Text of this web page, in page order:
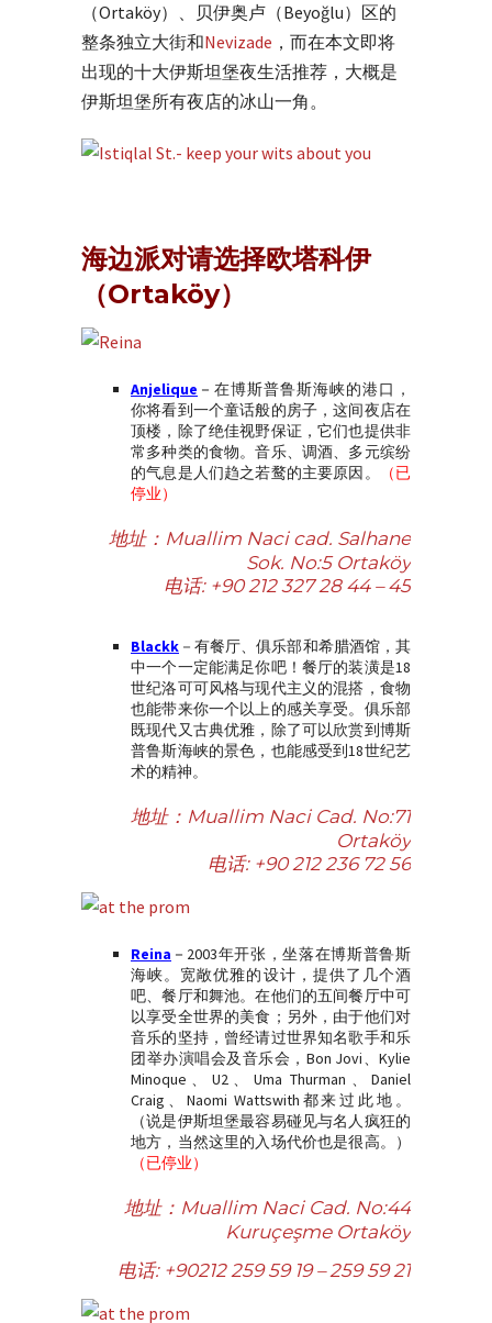
（Ortaköy）、贝伊奥卢（Beyoğlu）区的
整条独立大街和Nevizade ，而在本文即将
出现的十大伊斯坦堡夜生活推荐，大概是
伊斯坦堡所有夜店的冰山一角。
海边派对请选择欧塔科伊
（Ortaköy）
Anjelique － 在博斯普鲁斯海峡的港口，
你将看到一个童话般的房子，这间夜店在
顶楼，除了绝佳视野保证，它们也提供非
常多种类的食物。音乐、调酒、多元缤纷
的气息是人们趋之若鹜的主要原因。
（已
停业）
地址：Muallim Naci cad. Salhane
Sok. No:5 Ortaköy
电话: +90 212 327 28 44 – 45
Blackk －有餐厅、俱乐部和希腊酒馆，其
中一个一定能满足你吧！餐厅的装潢是18
世纪洛可可风格与现代主义的混搭，食物
也能带来你一个以上的感关享受。俱乐部
既现代又古典优雅，除了可以欣赏到博斯
普鲁斯海峡的景色，也能感受到18世纪艺
术的精神。
地址：Muallim Naci Cad. No:71
Ortaköy
电话: +90 212 236 72 56
Reina － 2003年开张，坐落在博斯普鲁斯
海峡。宽敞优雅的设计，提供了几个酒
吧、餐厅和舞池。在他们的五间餐厅中可
以享受全世界的美食；另外，由于他们对
音乐的坚持，曾经请过世界知名歌手和乐
团举办演唱会及音乐会，Bon Jovi、Kylie
Minoque、U2、Uma Thurman、Daniel
Craig、Naomi Wattswith都来过此地。
（说是伊斯坦堡最容易碰见与名人疯狂的
地方，当然这里的入场代价也是很高。）
（已停业）
地址： Muallim Naci Cad. No:44
Kuruçeşme Ortaköy
电话: +90212 259 59 19 – 259 59 21